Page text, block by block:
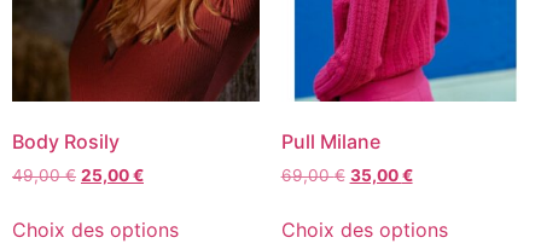
Body Rosily
49,00€ 25,00€
Choix des options
Pull Milane
69,00€ 35,00€
Choix des options